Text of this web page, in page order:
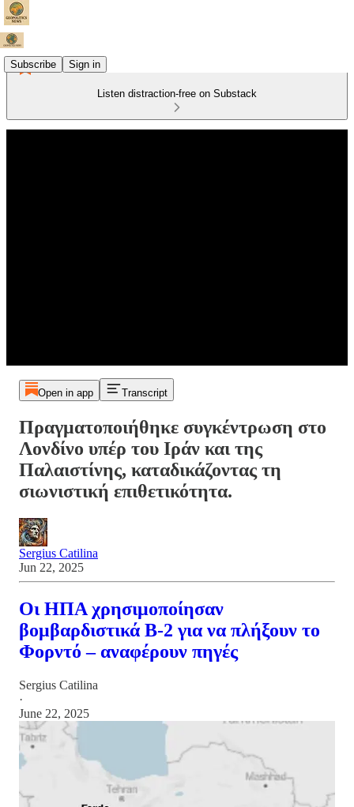
Subscribe Sign in
Listen distraction-free on Substack
Open in app Transcript
Πραγματοποιήθηκε συγκέντρωση στο
Λονδίνο υπέρ του Ιράν και της
Παλαιστίνης, καταδικάζοντας τη
σιωνιστική επιθετικότητα.
Sergius Catilina
Jun 22, 2025
Οι ΗΠΑ χρησιμοποίησαν
βομβαρδιστικά B-2 για να πλήξουν το
Φορντό – αναφέρουν πηγές
Sergius Catilina
·
June 22, 2025